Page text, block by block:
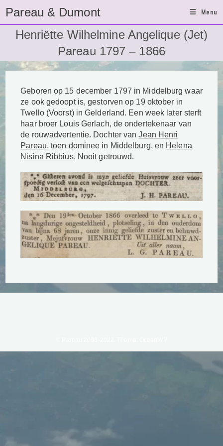
naar
inhoud
Pareau & Dumont Menu
Henriëtte Wilhelmine Angelique (Jet)
Pareau 1797 – 1866
Geboren op 15 december 1797 in Middelburg waar
ze ook gedoopt is, gestorven op 19 oktober in
Twello (Voorst) in Gelderland. Een week later sterft
haar broer Louis Gerlach, de ondertekenaar van
de rouwadvertentie. Dochter vanJean Henri
Pareau, toen dominee in Middelburg, en Helena
Nisina Ribbius. Nooit getrouwd.